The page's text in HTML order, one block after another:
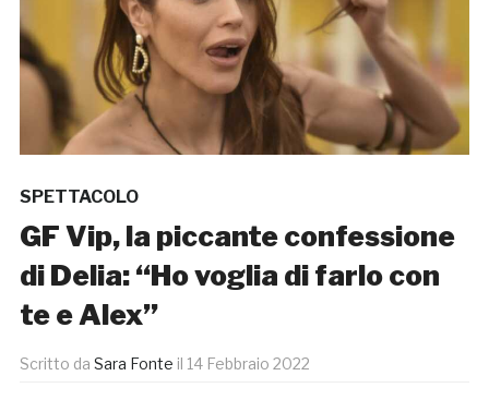
SPETTACOLO
GF Vip, la piccante confessione
di Delia: “Ho voglia di farlo con
te e Alex”
Scritto da Sara Fonte il 14 Febbraio 2022